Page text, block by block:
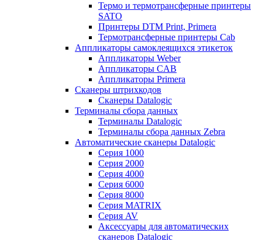
Термо и термотрансферные принтеры
SATO
Принтеры DTM Print, Primera
Термотрансферные принтеры Cab
Аппликаторы самоклеящихся этикеток
Аппликаторы Weber
Аппликаторы CAB
Аппликаторы Primera
Сканеры штрихкодов
Сканеры Datalogic
Терминалы сбора данных
Терминалы Datalogic
Терминалы сбора данных Zebra
Автоматические сканеры Datalogic
Серия 1000
Серия 2000
Серия 4000
Серия 6000
Серия 8000
Серия MATRIX
Серия AV
Аксессуары для автоматических
сканеров Datalogic